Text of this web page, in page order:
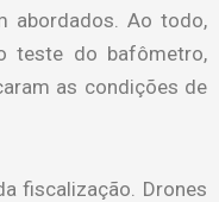
abordados. Ao todo,
teste do bafômetro,
as condições de
fiscalização. Drones